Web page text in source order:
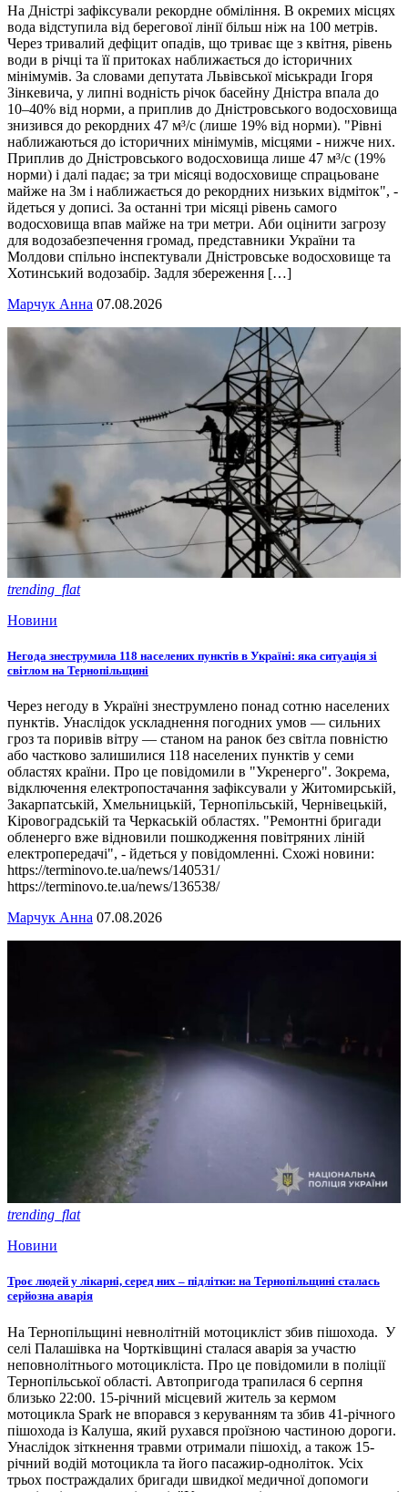
На Дністрі зафіксували рекордне обміління. В окремих місцях
вода відступила від берегової лінії більш ніж на 100 метрів.
Через тривалий дефіцит опадів, що триває ще з квітня, рівень
води в річці та її притоках наближається до історичних
мінімумів. За словами депутата Львівської міськради Ігоря
Зінкевича, у липні водність річок басейну Дністра впала до
10–40% від норми, а приплив до Дністровського водосховища
знизився до рекордних 47 м³/с (лише 19% від норми). "Рівні
наближаються до історичних мінімумів, місцями - нижче них.
Приплив до Дністровського водосховища лише 47 м³/с (19%
норми) і далі падає; за три місяці водосховище спрацьоване
майже на 3м і наближається до рекордних низьких відміток", -
йдеться у дописі. За останні три місяці рівень самого
водосховища впав майже на три метри. Аби оцінити загрозу
для водозабезпечення громад, представники України та
Молдови спільно інспектували Дністровське водосховище та
Хотинський водозабір. Задля збереження […]
Марчук Анна 07.08.2026
trending_flat
Новини
Негода знеструмила 118 населених пунктів в Україні: яка ситуація зі
світлом на Тернопільщині
Через негоду в Україні знеструмлено понад сотню населених
пунктів. Унаслідок ускладнення погодних умов — сильних
гроз та поривів вітру — станом на ранок без світла повністю
або частково залишилися 118 населених пунктів у семи
областях країни. Про це повідомили в "Укренерго". Зокрема,
відключення електропостачання зафіксували у Житомирській,
Закарпатській, Хмельницькій, Тернопільській, Чернівецькій,
Кіровоградській та Черкаській областях. "Ремонтні бригади
обленерго вже відновили пошкодження повітряних ліній
електропередачі", - йдеться у повідомленні. Схожі новини:
https://terminovo.te.ua/news/140531/
https://terminovo.te.ua/news/136538/
Марчук Анна 07.08.2026
trending_flat
Новини
Троє людей у лікарні, серед них – підлітки: на Тернопільщині сталась
серйозна аварія
На Тернопільщині невнолітній мотоцикліст збив пішохода. У
селі Палашівка на Чортківщині сталася аварія за участю
неповнолітнього мотоцикліста. Про це повідомили в поліції
Тернопільської області. Автопригода трапилася 6 серпня
близько 22:00. 15-річний місцевий житель за кермом
мотоцикла Spark не впорався з керуванням та збив 41-річного
пішохода із Калуша, який рухався проїзною частиною дороги.
Унаслідок зіткнення травми отримали пішохід, а також 15-
річний водій мотоцикла та його пасажир-одноліток. Усіх
трьох постраждалих бригади швидкої медичної допомоги